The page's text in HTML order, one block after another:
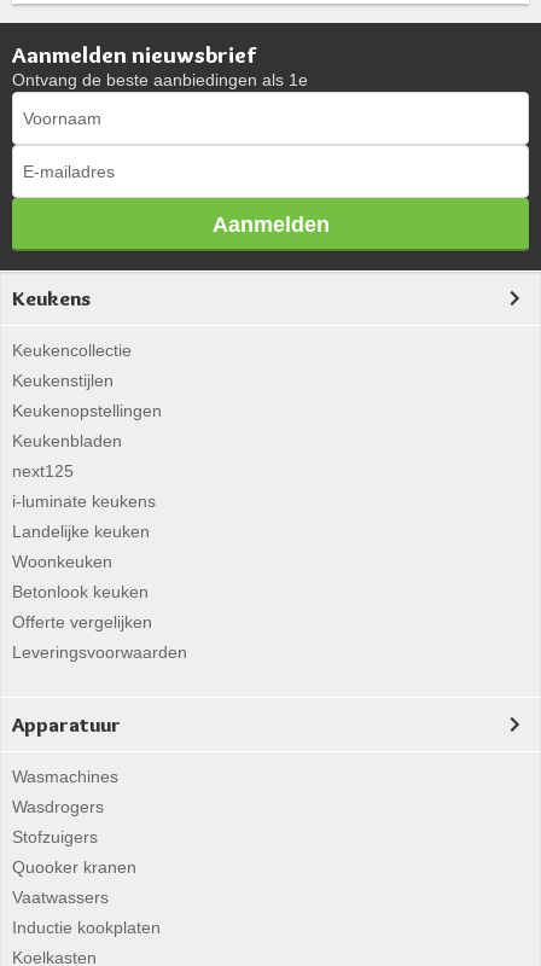
Aanmelden nieuwsbrief
Ontvang de beste aanbiedingen als 1e
Aanmelden
Keukens
Keukencollectie
Keukenstijlen
Keukenopstellingen
Keukenbladen
next125
i-luminate keukens
Landelijke keuken
Woonkeuken
Betonlook keuken
Offerte vergelijken
Leveringsvoorwaarden
Apparatuur
Wasmachines
Wasdrogers
Stofzuigers
Quooker kranen
Vaatwassers
Inductie kookplaten
Koelkasten